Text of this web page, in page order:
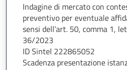
Indagine di mercato con
preventivo per eventuale
sensi dell'art. 50, comma 1,
36/2023
ID Sintel 222865052
Scadenza presentazione